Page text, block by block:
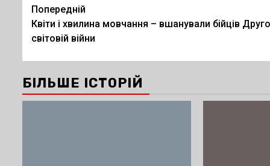
Post
navigation
Попередній
Квіти і хвилина мовчання – вшанували бійців
світовій війни
БІЛЬШЕ ІСТОРІЙ